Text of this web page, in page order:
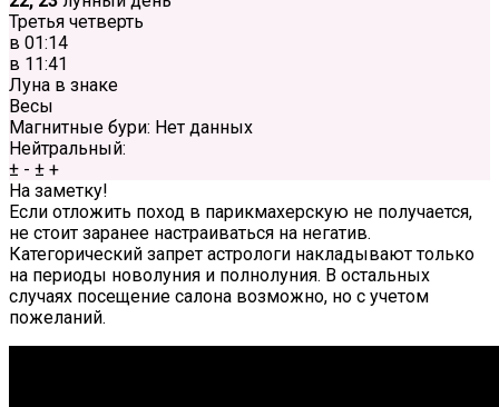
Третья четверть
в 01:14
в 11:41
Луна в знаке
Весы
Магнитные бури: Нет данных
Нейтральный:
± - ± +
На заметку!
Если отложить поход в парикмахерскую не получается,
не стоит заранее настраиваться на негатив.
Категорический запрет астрологи накладывают только
на периоды новолуния и полнолуния. В остальных
случаях посещение салона возможно, но с учетом
пожеланий.